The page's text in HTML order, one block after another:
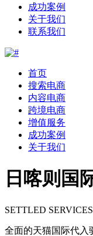
成功案例
关于我们
联系我们
首页
搜索电商
内容电商
跨境电商
增值服务
成功案例
关于我们
日喀则国
SETTLED SERVICES
全面的天猫国际代入